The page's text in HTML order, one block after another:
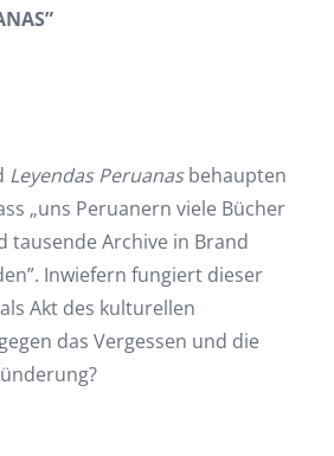
Leyendas Peruanasbehaupten
„uns Peruanern viele Bücher
tausende Archive in Brand
Inwiefern fungiert dieser
Akt des kulturellen
das Vergessen und die